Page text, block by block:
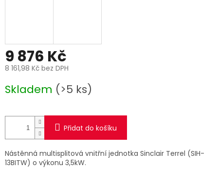
9 876 Kč
8 161,98 Kč bez DPH
cena:
Skladem (>5 ks)
Přidat do košíku
Nástěnná multisplitová vnitřní jednotka Sinclair Terrel (SIH-
13BITW) o výkonu 3,5kW.